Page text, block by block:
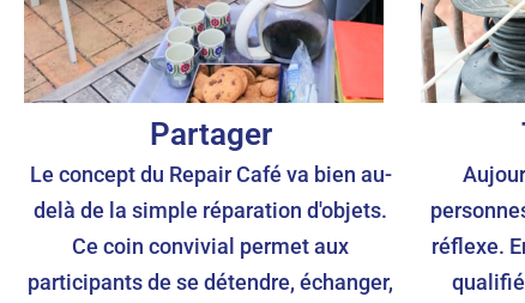
Partager
Le concept du Repair Café va bien au-
delà de la simple réparation d'objets.
Ce coin convivial permet aux
participants de se détendre, échanger,
réflexe.